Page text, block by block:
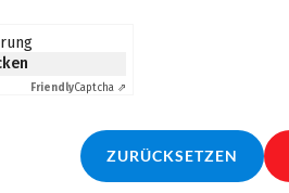
FriendlyCaptcha ⇗
ZURÜCKSETZEN